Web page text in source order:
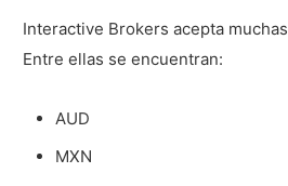
Interactive Brokers acepta muchas
Entre ellas se encuentran:
AUD
MXN